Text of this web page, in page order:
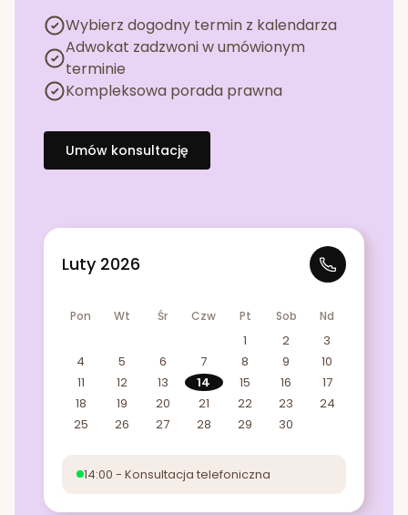
Wybierz dogodny termin z kalendarza
Adwokat zadzwoni w umówionym
terminie
Kompleksowa porada prawna
Umów konsultację
Luty 2026
Pon Wt Śr Czw Pt Sob Nd
1 2
3
4
5 6 7 8 9
10
11
12 13 14 15 16
17
18
19 20 21 22 23
24
25
26 27 28 29 30
14:00 - Konsultacja telefoniczna